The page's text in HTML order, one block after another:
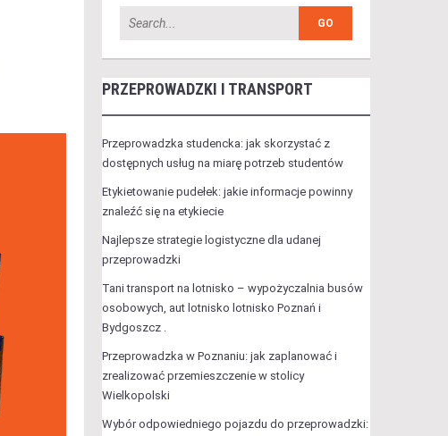
PRZEPROWADZKI I TRANSPORT
Przeprowadzka studencka: jak skorzystać z
dostępnych usług na miarę potrzeb studentów
Etykietowanie pudełek: jakie informacje powinny
znaleźć się na etykiecie
Najlepsze strategie logistyczne dla udanej
przeprowadzki
Tani transport na lotnisko – wypożyczalnia busów
osobowych, aut lotnisko lotnisko Poznań i
Bydgoszcz .
Przeprowadzka w Poznaniu: jak zaplanować i
zrealizować przemieszczenie w stolicy
Wielkopolski
Wybór odpowiedniego pojazdu do przeprowadzki: